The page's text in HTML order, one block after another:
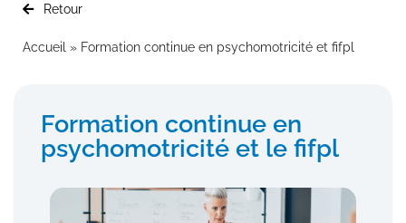
Retour
Accueil » Formation continue en psychomotricité et fifpl
Formation continue en
psychomotricité et le fifpl